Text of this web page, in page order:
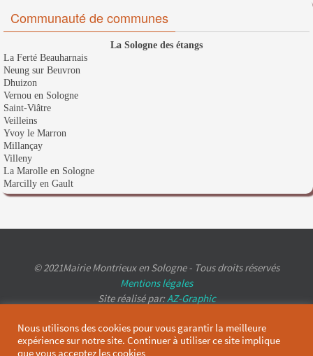
Communauté de communes
La Sologne des étangs
La Ferté Beauharnais
Neung sur Beuvron
Dhuizon
Vernou en Sologne
Saint-Viâtre
Veilleins
Yvoy le Marron
Millançay
Villeny
La Marolle en Sologne
Marcilly en Gault
© 2021Mairie Montrieux en Sologne - Tous droits réservés
Mentions légales
Site réalisé par:AZ-Graphic
Nous utilisons des cookies pour vous garantir la meilleure
expérience sur notre site. Continuer à utiliser ce site implique
que vous acceptez les cookies